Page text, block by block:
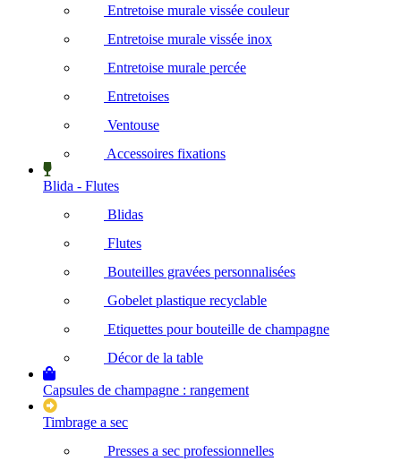
Entretoise murale vissée couleur
Entretoise murale vissée inox
Entretoise murale percée
Entretoises
Ventouse
Accessoires fixations
Blida - Flutes
Blidas
Flutes
Bouteilles gravées personnalisées
Gobelet plastique recyclable
Etiquettes pour bouteille de champagne
Décor de la table
Capsules de champagne : rangement
Timbrage a sec
Presses a sec professionnelles